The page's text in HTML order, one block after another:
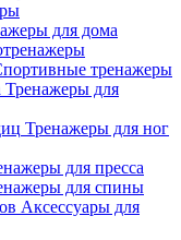
для дома
тренажеры
Тренажеры для
Тренажеры для ног
для пресса
для спины
Аксессуары для